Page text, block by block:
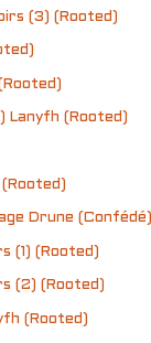
(3) (Rooted)
Lanyfh (Rooted)
Drune (Confédé)
(1) (Rooted)
(2) (Rooted)
(Rooted)